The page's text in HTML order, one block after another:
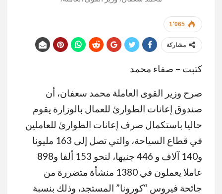
1٬065
مشاركة
كتبت – صفاء محمد
صرح وزير القوى العاملة محمد سعفان، أن
صندوق إعانات الطوارئ للعمال بالوزارة يقوم
حاليا باستكمال صرف إعانات الطوارئ للعاملين
في قطاع السياحة، والتي تصل إلى 163 مليونا
و140 آلاف و 446 جنيها، لنحو 153 ألفا و898
عاملا يعملون في 1380 منشأة متضررة من
جائحة فيروس “كورونا” المستجد، وذلك بنسبة